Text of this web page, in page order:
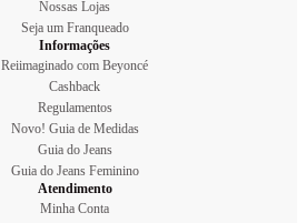
Nossas Lojas
Seja um Franqueado
Informações
Reiimaginado com Beyoncé
Cashback
Regulamentos
Novo! Guia de Medidas
Guia do Jeans
Guia do Jeans Feminino
Atendimento
Minha Conta